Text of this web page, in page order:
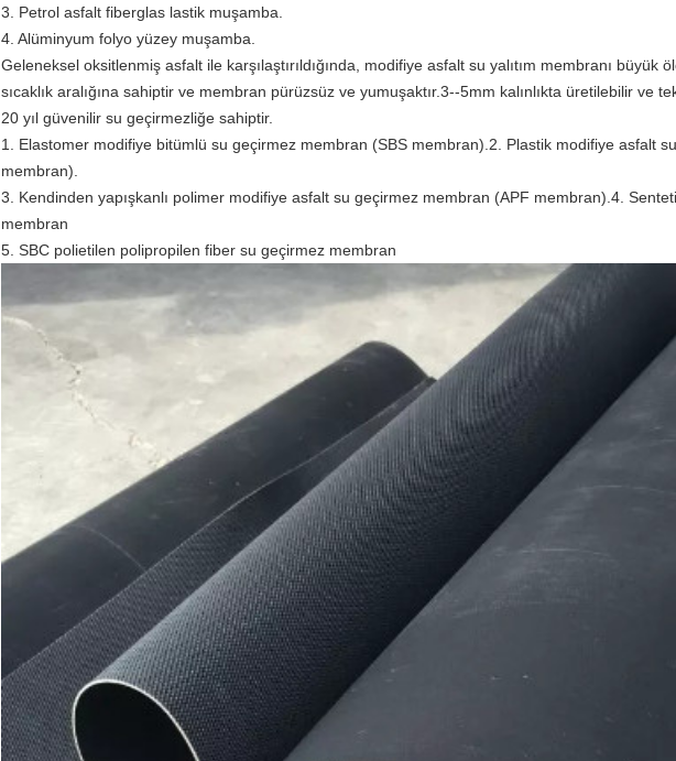
3. Petrol asfalt fiberglas lastik muşamba.
4. Alüminyum folyo yüzey muşamba.
Geleneksel oksitlenmiş asfalt ile karşılaştırıldığında, modifiye asfalt su yalıtım membranı büyük
sıcaklık aralığına sahiptir ve membran pürüzsüz ve yumuşaktır.3--5mm kalınlıkta üretilebilir ve
20 yıl güvenilir su geçirmezliğe sahiptir.
1. Elastomer modifiye bitümlü su geçirmez membran (SBS membran).2. Plastik modifiye asfalt
membran).
3. Kendinden yapışkanlı polimer modifiye asfalt su geçirmez membran (APF membran).4.
membran
5. SBC polietilen polipropilen fiber su geçirmez membran